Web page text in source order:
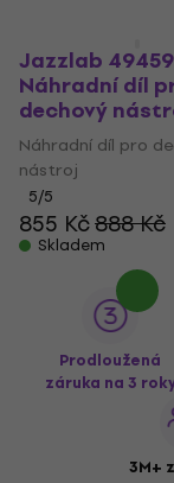
Jazzlab
Náhradní díl
dechový
Náhradní díl pro
nástroj
5/5
855 Kč888 Kč
Skladem
Prodloužená
záruka na 3
3M+